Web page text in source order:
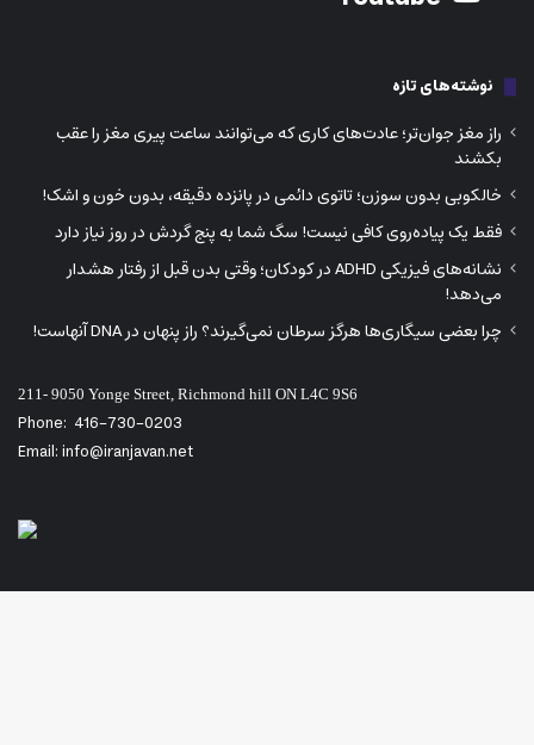
نوشته‌های تازه
راز مغز جوان‌تر؛ عادت‌های کاری که می‌توانند ساعت پیری مغز را عقب
بکشند
خالکوبی بدون سوزن؛ تاتوی دائمی در پانزده دقیقه، بدون خون و اشک!
فقط یک پیاده‌روی کافی نیست! سگ شما به پنج گردش در روز نیاز دارد
نشانه‌های فیزیکی ADHD در کودکان؛ وقتی بدن قبل از رفتار هشدار
می‌دهد!
چرا بعضی سیگاری‌ها هرگز سرطان نمی‌گیرند؟ راز پنهان در DNA آنهاست!
211- 9050 Yonge Street, Richmond hill ON L4C 9S6
Phone: 416-730-0203
Email: info@iranjavan.net